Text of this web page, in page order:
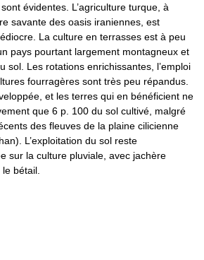
évidentes. L’agriculture turque, à
savante des oasis iraniennes, est
La culture en terrasses est à peu
pays pourtant largement montagneux et
sol. Les rotations enrichissantes, l’emploi
fourragères sont très peu répandus.
et les terres qui en bénéficient ne
que 6 p. 100 du sol cultivé, malgré
des fleuves de la plaine cilicienne
L’exploitation du sol reste
sur la culture pluviale, avec jachère
bétail.